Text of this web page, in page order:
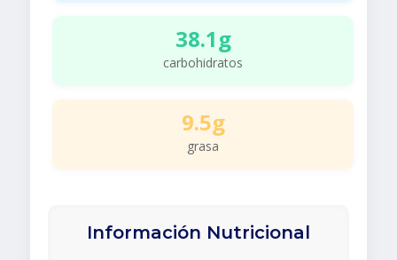
38.1g
carbohidratos
9.5g
grasa
Información Nutricional